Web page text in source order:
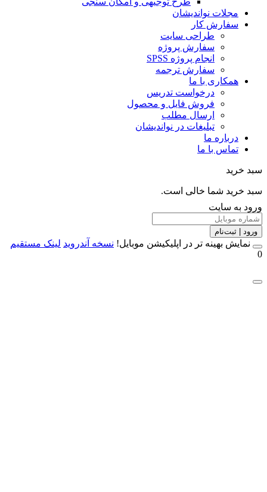
مجلات نواندیشان
سفارش کار
طراحی سایت
سفارش پروژه
انجام پروژه SPSS
سفارش ترجمه
همکاری با ما
درخواست تدریس
فروش فایل و محصول
ارسال مطلب
تبلیغات در نواندیشان
درباره ما
تماس با ما
خرید شما خالی است.
به سایت
| ثبت‌نام
بهینه تر در اپلیکیشن موبایل!نسخه آندروید لینک مستقیم